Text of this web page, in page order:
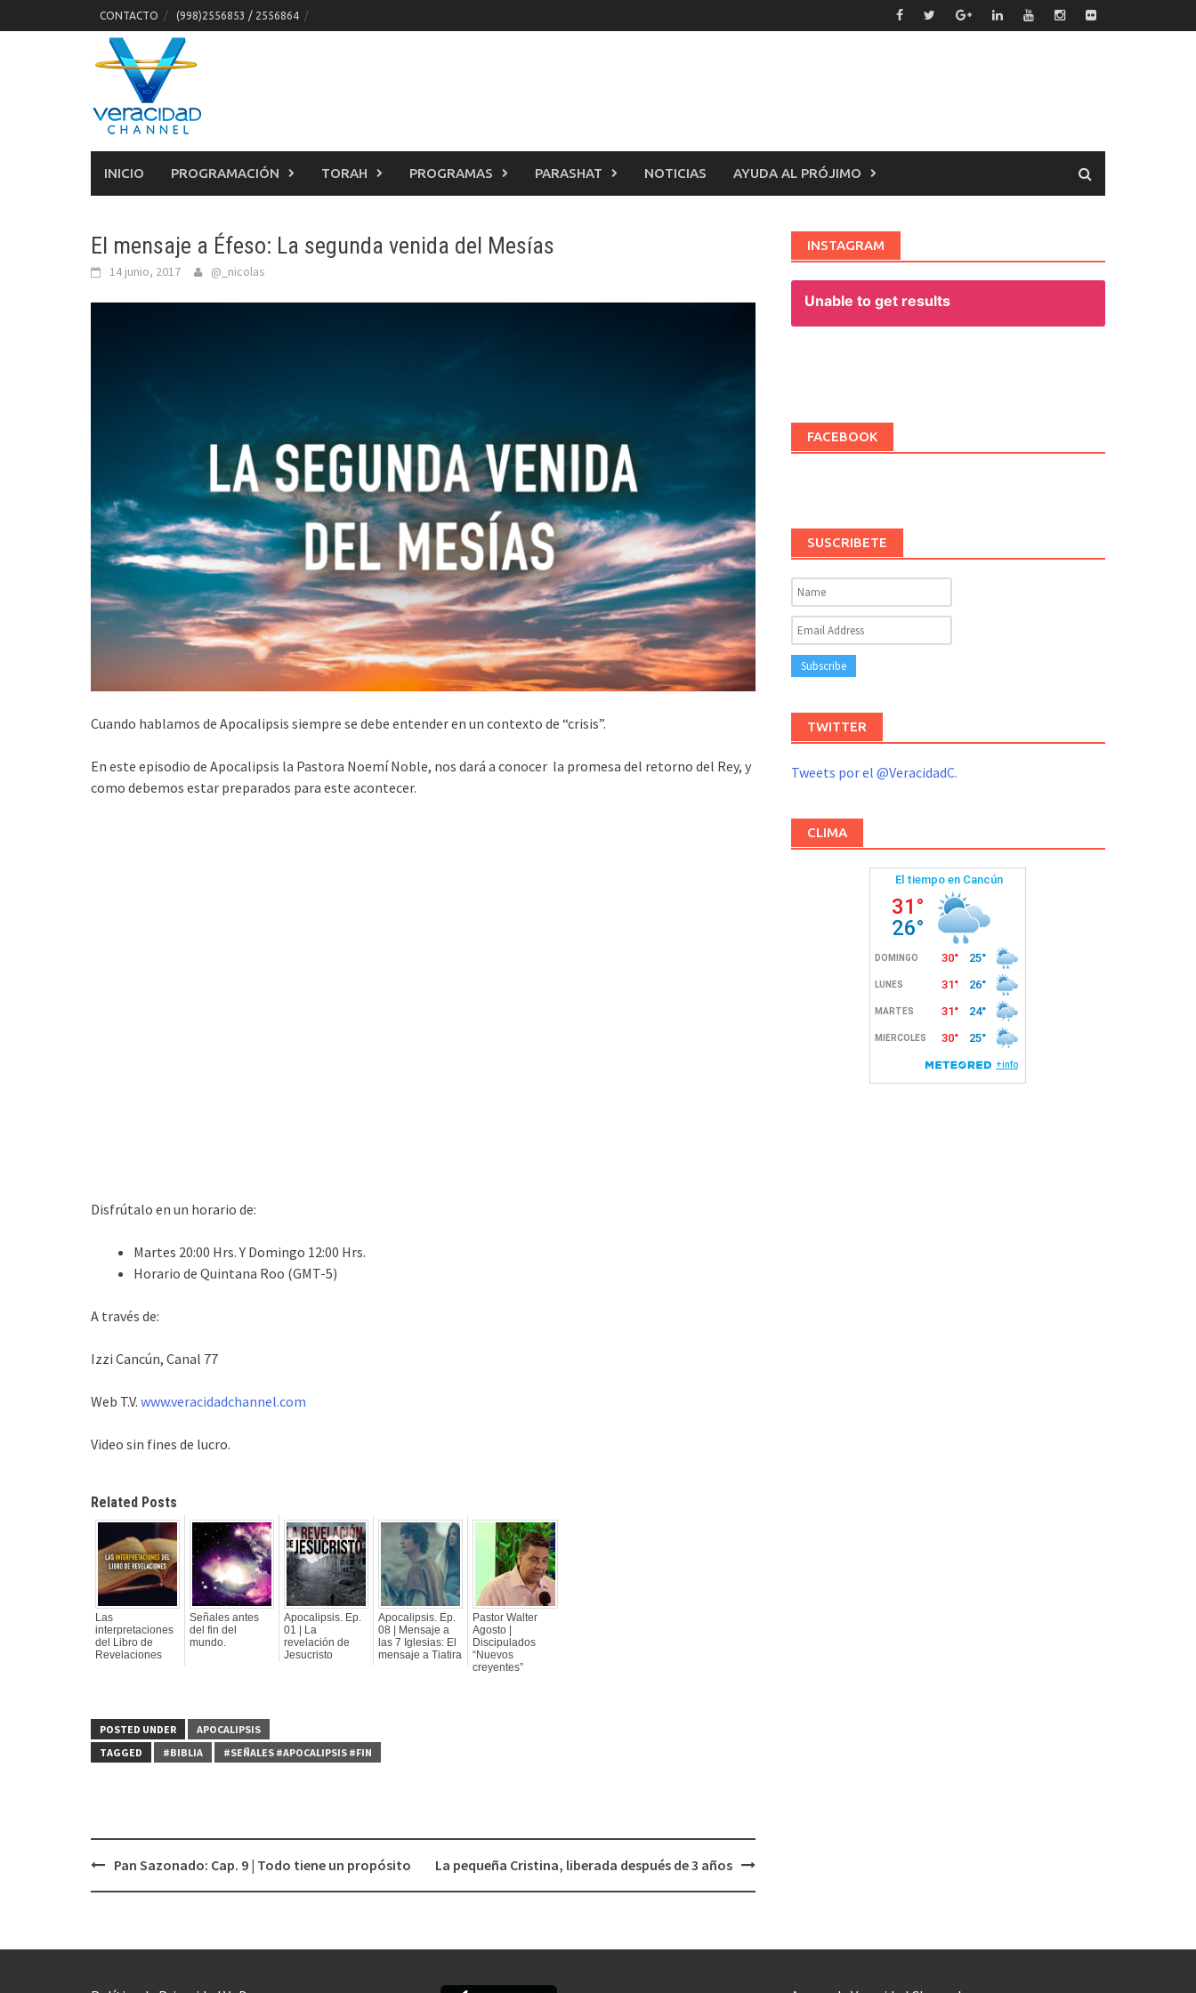
to
CONTACTO (998)2556853 / 2556864
INICIO PROGRAMACIÓN TORAH PROGRAMAS PARASHAT NOTICIAS AYUDA AL PRÓJIMO
El mensaje a Éfeso: La segunda venida del Mesías
14 junio, 2017 @_nicolas
Cuando hablamos de Apocalipsis siempre se debe entender en un contexto de “crisis”.
En este episodio de Apocalipsis la Pastora Noemí Noble, nos dará a conocer la promesa del retorno del Rey, y
como debemos estar preparados para este acontecer.
Disfrútalo en un horario de:
Martes 20:00 Hrs. Y Domingo 12:00 Hrs.
Horario de Quintana Roo (GMT-5)
A través de:
Izzi Cancún, Canal 77
Web T.V. www.veracidadchannel.com
Video sin fines de lucro.
Related Posts
Las
interpretaciones
del Libro de
Revelaciones
Señales antes
del fin del
mundo.
Apocalipsis. Ep.
01 | La
revelación de
Jesucristo
Apocalipsis. Ep.
08 | Mensaje a
las 7 Iglesias: El
mensaje a Tiatira
Pastor Walter
Agosto |
Discipulados
“Nuevos
creyentes”
POSTED UNDER
APOCALIPSIS
TAGGED
#BIBLIA #SEÑALES #APOCALIPSIS #FIN
Pan Sazonado: Cap. 9 | Todo tiene un propósito La pequeña Cristina, liberada después de 3 años
INSTAGRAM
Unable to get results
FACEBOOK
SUSCRIBETE
TWITTER
Tweets por el @VeracidadC.
CLIMA